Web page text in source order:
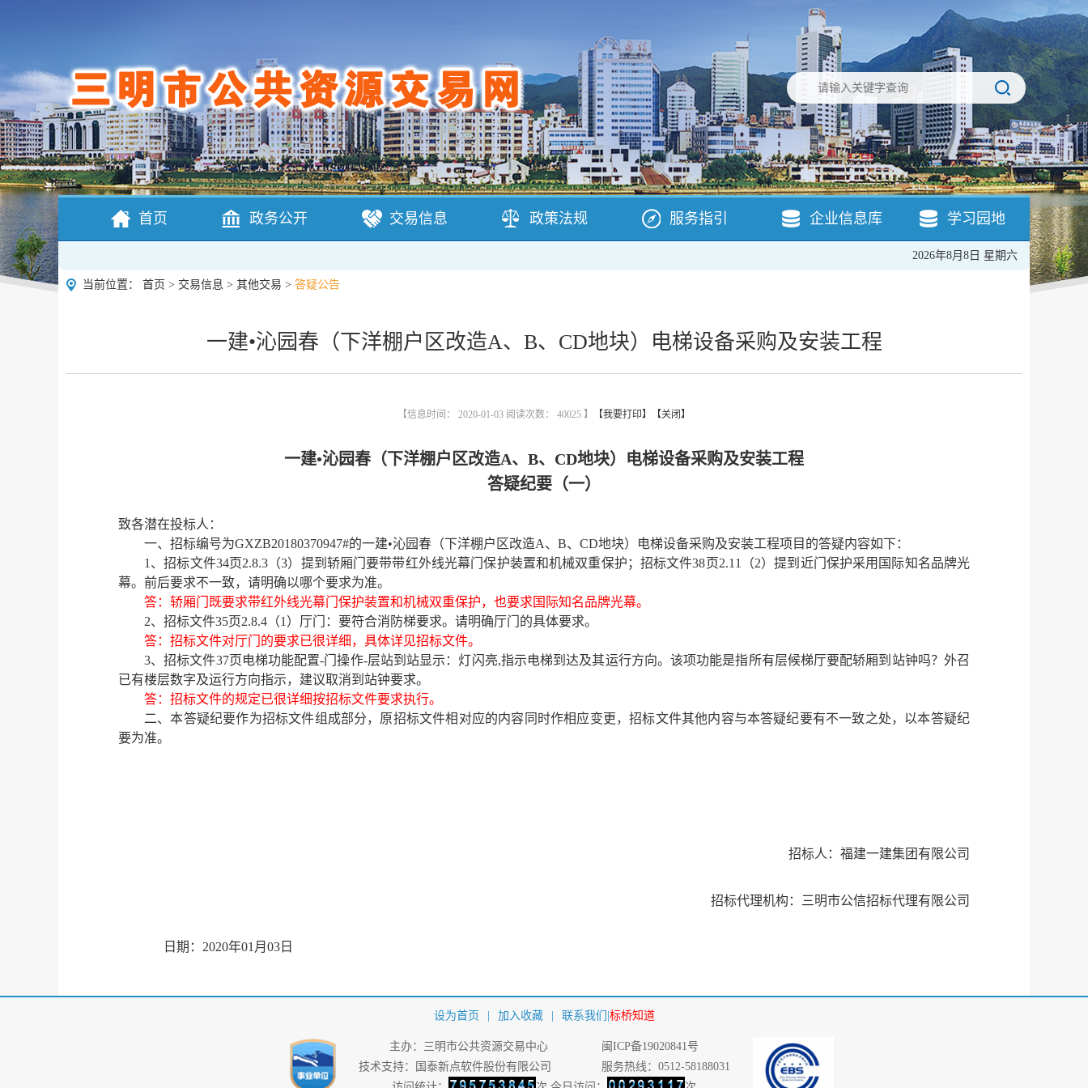
首页 政务公开 交易信息 政策法规 服务指引 企业信息库 学习园地
2026年8月8日 星期六
当前位置： 首页 > 交易信息 > 其他交易 > 答疑公告
一建•沁园春（下洋棚户区改造A、B、CD地块）电梯设备采购及安装工程
【信息时间： 2020-01-03 阅读次数： 40025 】 【我要打印】 【关闭】
一建•沁园春（下洋棚户区改造A、 B、 CD地块）电梯设备采购及安装工程
答疑纪要（一）
致各潜在投标人：
一、招标编号为GXZB20180370947#的一建•沁园春（下洋棚户区改造A、 B、 CD地块）电梯设备采购及安装工程项目的答疑内容如下：
1 、招标文件34页2.8.3 （3）提到轿厢门要带带红外线光幕门保护装置和机械双重保护；招标文件38页2.11 （2）提到近门保护采用国际知名品牌光
幕。前后要求不一致，请明确以哪个要求为准。
答：轿厢门既要求带红外线光幕门保护装置和机械双重保护，也要求国际知名品牌光幕。
2、招标文件35页2.8.4 （1 ）厅门：要符合消防梯要求。请明确厅门的具体要求。
答：招标文件对厅门的要求已很详细，具体详见招标文件。
3、招标文件37页电梯功能配置-门操作-层站到站显示：灯闪亮,指示电梯到达及其运行方向。该项功能是指所有层候梯厅要配轿厢到站钟吗？外召
已有楼层数字及运行方向指示，建议取消到站钟要求。
答：招标文件的规定已很详细按招标文件要求执行。
二、本答疑纪要作为招标文件组成部分，原招标文件相对应的内容同时作相应变更，招标文件其他内容与本答疑纪要有不一致之处，以本答疑纪
要为准。
招标人： 福建一建集团有限公司
招标代理机构：三明市公信招标代理有限公司
日期： 2020年01 月 03 日
设为首页 加入收藏 联系我们 标桥知道
主办：三明市公共资源交易中心
闽ICP备19020841号
技术支持：国泰新点软件股份有限公司
服务热线：0512-58188031